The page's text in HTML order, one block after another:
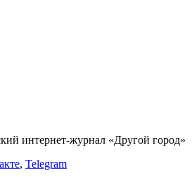
интернет-журнал «Другой город»
, Telegram